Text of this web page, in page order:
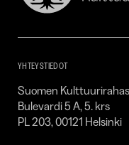
Kulttuurirahasto
YHTEYSTIEDOT
Suomen
Bulevardi 5 A, 5. krs
PL 203, 00121 Helsinki